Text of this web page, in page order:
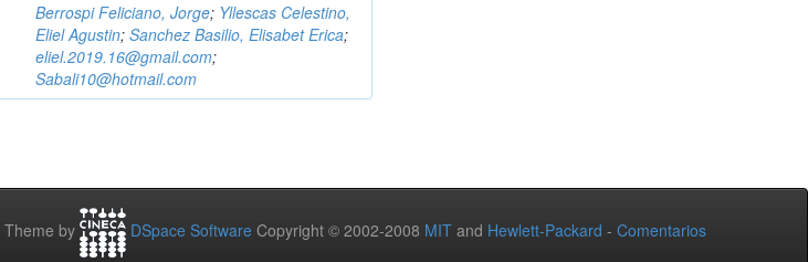
Berrospi Feliciano, Jorge; Yllescas Celestino,
Eliel Agustin;Sanchez Basilio, Elisabet Erica;
eliel.2019.16@gmail.com;
Sabali10@hotmail.com
Theme by DSpace Software Copyright © 2002-2008 MIT and Hewlett-Packard - Comentarios